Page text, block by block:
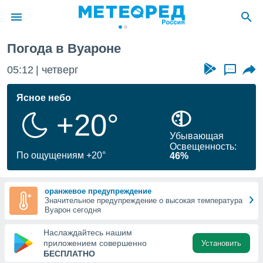
о
Вы можете
к этому
доступ
Погода в Вуароне
05:12 четверг ...
Ясное небо
+20°
По ощущениям +20°
Убывающая
Освещенность:
46%
оранжевое предупреждение
Значительное предупреждение о высокая температура
Вуарон сегодня
Наслаждайтесь нашим
приложением совершенно
БЕСПЛАТНО
Установить